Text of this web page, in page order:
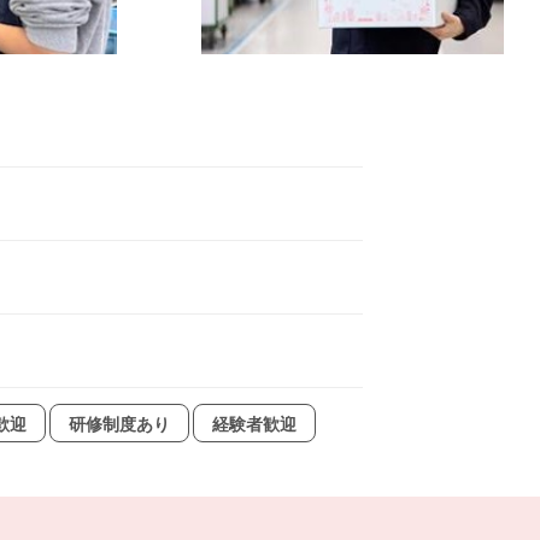
迎 研修制度あり 経験者歓迎